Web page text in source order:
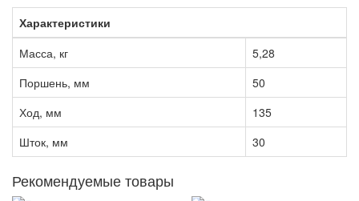
Характеристики
Масса, кг
5,28
Поршень, мм
50
Ход, мм
135
Шток, мм
30
Рекомендуемые товары